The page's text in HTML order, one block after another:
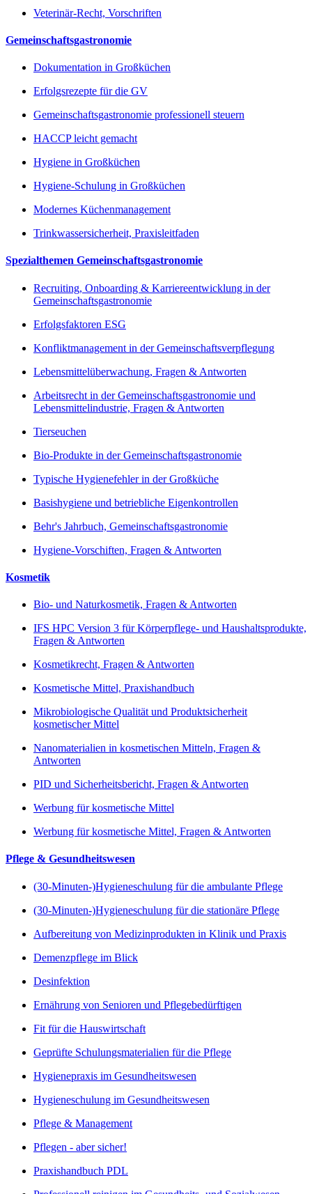
Veterinär-Recht, Vorschriften
Gemeinschaftsgastronomie
Dokumentation in Großküchen
Erfolgsrezepte für die GV
Gemeinschaftsgastronomie professionell steuern
HACCP leicht gemacht
Hygiene in Großküchen
Hygiene-Schulung in Großküchen
Modernes Küchenmanagement
Trinkwassersicherheit, Praxisleitfaden
Spezialthemen Gemeinschaftsgastronomie
Recruiting, Onboarding & Karriereentwicklung in der
Gemeinschaftsgastronomie
Erfolgsfaktoren ESG
Konfliktmanagement in der Gemeinschaftsverpflegung
Lebensmittelüberwachung, Fragen & Antworten
Arbeitsrecht in der Gemeinschaftsgastronomie und
Lebensmittelindustrie, Fragen & Antworten
Tierseuchen
Bio-Produkte in der Gemeinschaftsgastronomie
Typische Hygienefehler in der Großküche
Basishygiene und betriebliche Eigenkontrollen
Behr's Jahrbuch, Gemeinschaftsgastronomie
Hygiene-Vorschiften, Fragen & Antworten
Kosmetik
Bio- und Naturkosmetik, Fragen & Antworten
IFS HPC Version 3 für Körperpflege- und Haushaltsprodukte,
Fragen & Antworten
Kosmetikrecht, Fragen & Antworten
Kosmetische Mittel, Praxishandbuch
Mikrobiologische Qualität und Produktsicherheit
kosmetischer Mittel
Nanomaterialien in kosmetischen Mitteln, Fragen &
Antworten
PID und Sicherheitsbericht, Fragen & Antworten
Werbung für kosmetische Mittel
Werbung für kosmetische Mittel, Fragen & Antworten
Pflege & Gesundheitswesen
(30-Minuten-)Hygieneschulung für die ambulante Pflege
(30-Minuten-)Hygieneschulung für die stationäre Pflege
Aufbereitung von Medizinprodukten in Klinik und Praxis
Demenzpflege im Blick
Desinfektion
Ernährung von Senioren und Pflegebedürftigen
Fit für die Hauswirtschaft
Geprüfte Schulungsmaterialien für die Pflege
Hygienepraxis im Gesundheitswesen
Hygieneschulung im Gesundheitswesen
Pflege & Management
Pflegen - aber sicher!
Praxishandbuch PDL